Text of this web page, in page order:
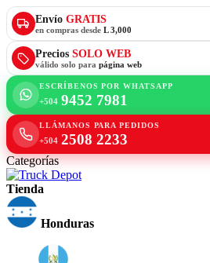
Envío GRATIS
en compras desde L 3,000
Precios SOLO WEB
válido solo para página web
ESCRÍBENOS POR WHATSAPP
+504 9452 7981
LLÁMANOS PARA PEDIDOS
+504 2508 2233
Categorías
Tienda
Honduras